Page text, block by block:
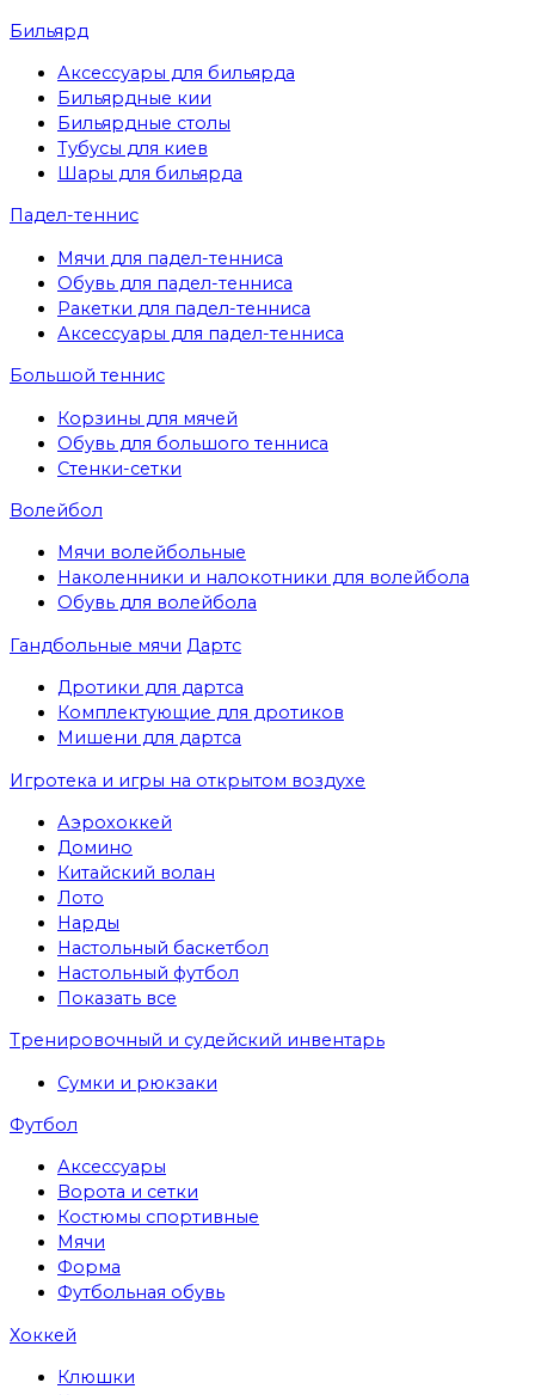
Бильярд
Аксессуары для бильярда
Бильярдные кии
Бильярдные столы
Тубусы для киев
Шары для бильярда
Падел-теннис
Мячи для падел-тенниса
Обувь для падел-тенниса
Ракетки для падел-тенниса
Аксессуары для падел-тенниса
Большой теннис
Корзины для мячей
Обувь для большого тенниса
Стенки-сетки
Волейбол
Мячи волейбольные
Наколенники и налокотники для волейбола
Обувь для волейбола
Гандбольные мячи Дартс
Дротики для дартса
Комплектующие для дротиков
Мишени для дартса
Игротека и игры на открытом воздухе
Аэрохоккей
Домино
Китайский волан
Лото
Нарды
Настольный баскетбол
Настольный футбол
Показать все
Тренировочный и судейский инвентарь
Сумки и рюкзаки
Футбол
Аксессуары
Ворота и сетки
Костюмы спортивные
Мячи
Форма
Футбольная обувь
Хоккей
Клюшки